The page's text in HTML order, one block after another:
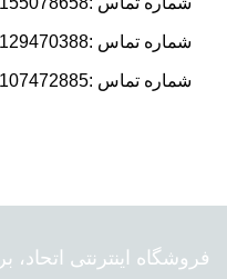
شماره تماس :09129470388|
شماره تماس :09107472885|
فروشگاه اینترنتی اتحاد،